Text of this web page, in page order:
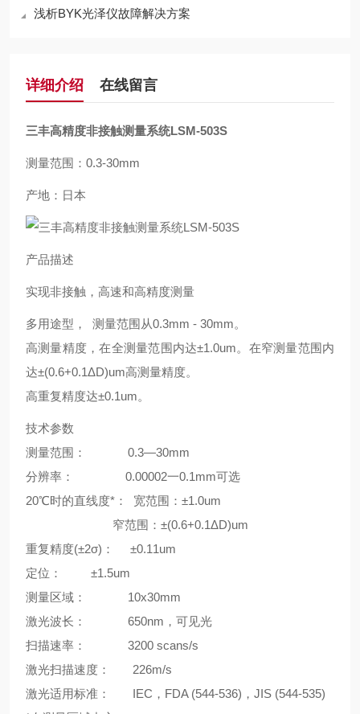
浅析BYK光泽仪故障解决方案
详细介绍 在线留言
三丰高精度非接触测量系统LSM-503S
测量范围：0.3-30mm
产地：日本
产品描述
实现非接触，高速和高精度测量
多用途型， 测量范围从0.3mm - 30mm。
高测量精度，在全测量范围内达±1.0um。在窄测量范围内
达±(0.6+0.1ΔD)um高测量精度。
高重复精度达±0.1um。
技术参数
测量范围： 0.3—30mm
分辨率： 0.00002一0.1mm可选
20℃时的直线度*： 宽范围：±1.0um
窄范围：±(0.6+0.1ΔD)um
重复精度(±2σ)： ±0.11um
定位： ±1.5um
测量区域： 10x30mm
激光波长： 650nm，可见光
扫描速率： 3200 scans/s
激光扫描速度： 226m/s
激光适用标准： IEC，FDA (544-536)，JIS (544-535)